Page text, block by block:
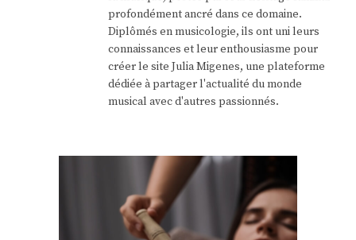
profondément ancré dans ce domaine.
Diplômés en musicologie, ils ont uni leurs
connaissances et leur enthousiasme pour
créer le site Julia Migenes, une plateforme
dédiée à partager l'actualité du monde
musical avec d'autres passionnés.